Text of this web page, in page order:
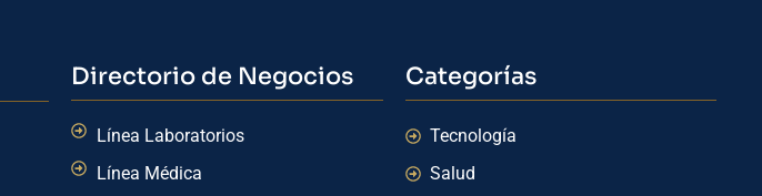
Directorio de Negocios
Línea Laboratorios
Línea Médica
Categorías
Tecnología
Salud